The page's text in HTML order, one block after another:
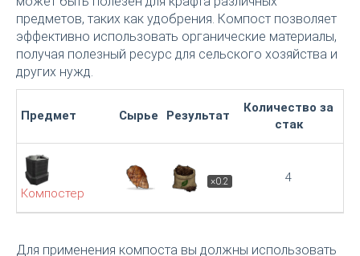
предметов, таких как удобрения. Компост позволяет
эффективно использовать органические материалы,
получая полезный ресурс для сельского хозяйства и
других нужд.
Предмет Сырье Результат
Количество за
стак
Компостер
×0.2 4
Для применения компоста вы должны использовать